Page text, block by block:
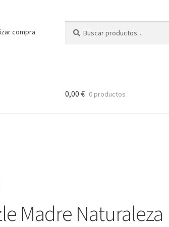
compra
por:
0,00 € 0 productos
Madre Naturaleza